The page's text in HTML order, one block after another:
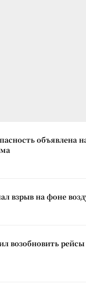
объявлена
взрыв на фоне
возобновить